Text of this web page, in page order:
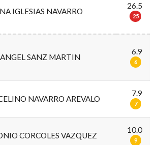
IGLESIAS NAVARRO
26.5
25
ANGEL SANZ MARTIN
6.9
6
NAVARRO AREVALO
7.9
7
CORCOLES VAZQUEZ
10.0
9